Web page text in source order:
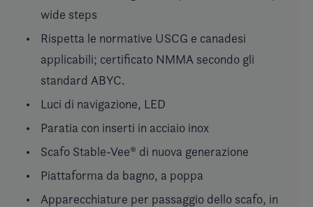
wide steps
Rispetta le normative USCG e canadesi
applicabili; certificato NMMA secondo gli
standard ABYC.
Luci di navigazione, LED
Paratia con inserti in acciaio inox
Scafo Stable-Vee® di nuova generazione
Piattaforma da bagno, a poppa
Apparecchiature per passaggio dello scafo, in